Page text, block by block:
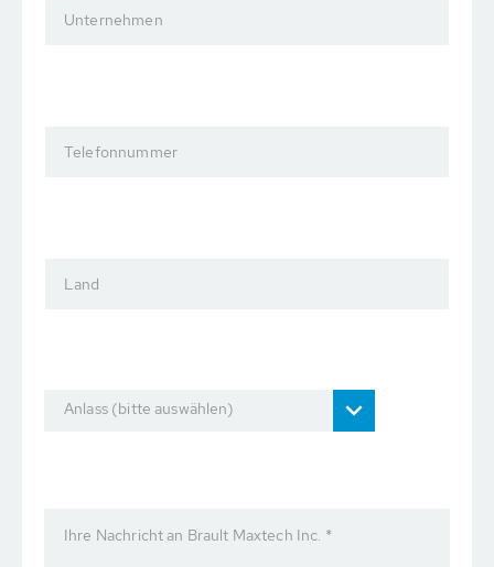
Unternehmen
Telefonnummer
Land
Anlass (bitte auswählen)
Ihre Nachricht an Brault Maxtech Inc. *